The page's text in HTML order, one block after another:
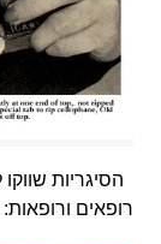
הסיגריות
רופאים ורופאות: